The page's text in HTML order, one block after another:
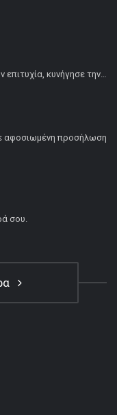
επιτυχία, κυνήγησε την…
αφοσιωμένη προσήλωση
σου.